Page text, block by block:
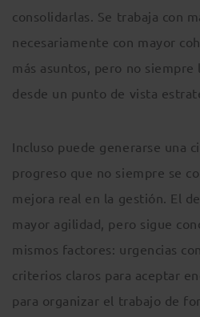
consolidarlas. Se trabaja con
necesariamente con mayor
más asuntos, pero no siempre
desde un punto de vista
Incluso puede generarse una
progreso que no siempre se
mejora real en la gestión. El
mayor agilidad, pero sigue
mismos factores: urgencias
criterios claros para aceptar
para organizar el trabajo de